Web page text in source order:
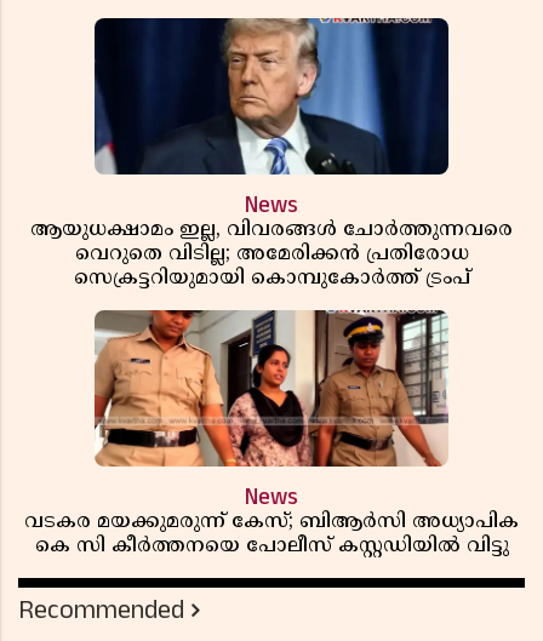
News
ആയുധക്ഷാമം ഇല്ല, വിവരങ്ങൾ ചോർത്തുന്നവരെ
വെറുതെ വിടില്ല; അമേരിക്കൻ പ്രതിരോധ
സെക്രട്ടറിയുമായി കൊമ്പുകോർത്ത് ട്രംപ്
News
വടകര മയക്കുമരുന്ന് കേസ്; ബിആർസി അധ്യാപിക
കെ സി കീർത്തനയെ പോലീസ് കസ്റ്റഡിയിൽ വിട്ടു
Recommended